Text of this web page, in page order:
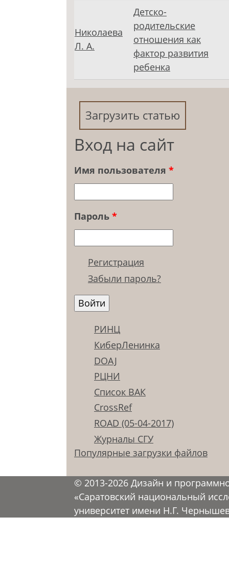
Николаева
Л. А.
Детско-
родительские
отношения как
фактор развития
ребенка
Загрузить статью
Вход на сайт
Имя пользователя *
Пароль *
Регистрация
Забыли пароль?
РИНЦ
КиберЛенинка
DOAJ
РЦНИ
Список ВАК
CrossRef
ROAD (05-04-2017)
Журналы СГУ
Популярные загрузки файлов
© 2013-2026 Дизайн и
«Саратовский национальный
университет имени Н.Г.